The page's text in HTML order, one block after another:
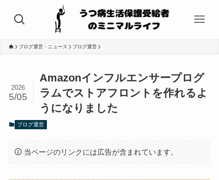
ブログ運営・ニュース ブログ運営
Amazonインフルエンサープログ
ラムでストアフロントを作れるよ
うになりました
2026
5/05
ブログ運営
当ページのリンクには広告が含まれています。